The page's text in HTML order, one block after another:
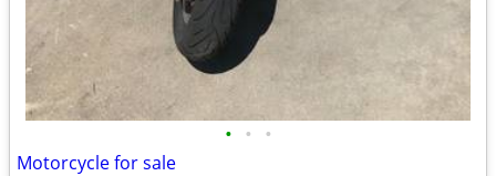
• • •
Motorcycle for sale